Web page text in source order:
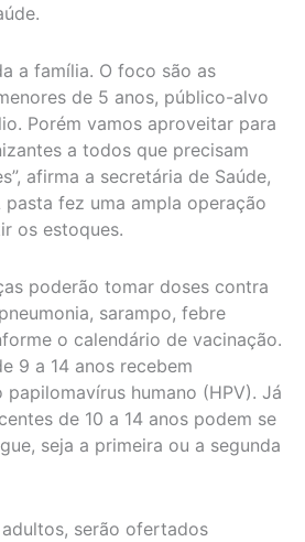
a família. O foco são as
de 5 anos, público-alvo
Porém vamos aproveitar para
a todos que precisam
afirma a secretária de Saúde,
pasta fez uma ampla operação
os estoques.
poderão tomar doses contra
sarampo, febre
o calendário de vacinação.
9 a 14 anos recebem
humano (HPV). Já
de 10 a 14 anos podem se
seja a primeira ou a segunda
serão ofertados